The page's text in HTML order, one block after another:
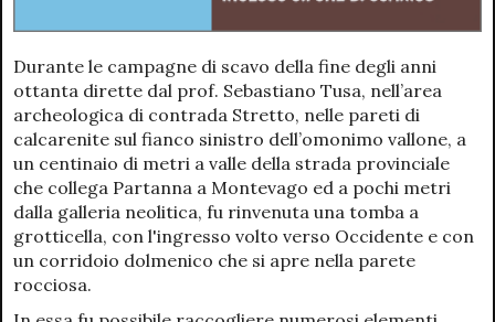
Durante le campagne di scavo della fine degli anni
ottanta dirette dal prof. Sebastiano Tusa, nell’area
archeologica di contrada Stretto, nelle pareti di
calcarenite sul fianco sinistro dell’omonimo vallone, a
un centinaio di metri a valle della strada provinciale
che collega Partanna a Montevago ed a pochi metri
dalla galleria neolitica, fu rinvenuta una tomba a
grotticella, con l'ingresso volto verso Occidente e con
un corridoio dolmenico che si apre nella parete
rocciosa.